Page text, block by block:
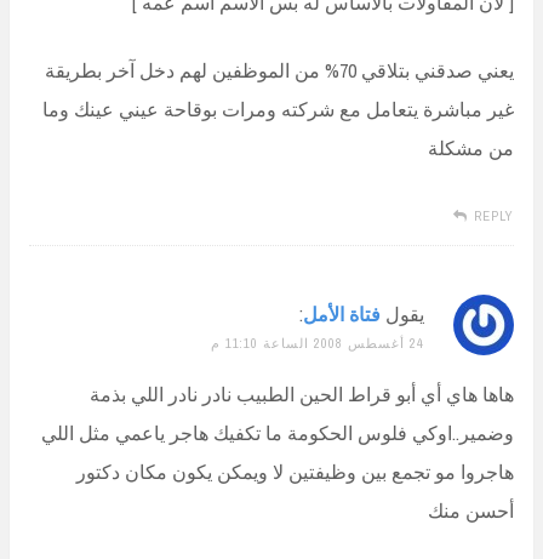
يعني صدقني بتلاقي 70% من الموظفين لهم دخل آخر بطريقة
غير مباشرة يتعامل مع شركته ومرات بوقاحة عيني عينك وما
من مشكلة
REPLY
يقول فتاة الأمل:
24 أغسطس 2008 الساعة 11:10 م
هاها هاي أي أبو قراط الحين الطبيب نادر نادر اللي بذمة
وضمير..اوكي فلوس الحكومة ما تكفيك هاجر ياعمي مثل اللي
هاجروا مو تجمع بين وظيفتين لا ويمكن يكون مكان دكتور
أحسن منك